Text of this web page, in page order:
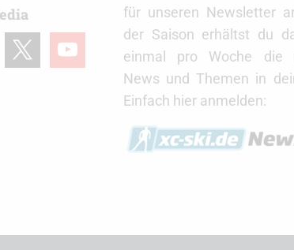
youtube
für unseren Newsletter
der Saison erhältst du
einmal pro Woche die
News und Themen in
Einfach hier anmelden: